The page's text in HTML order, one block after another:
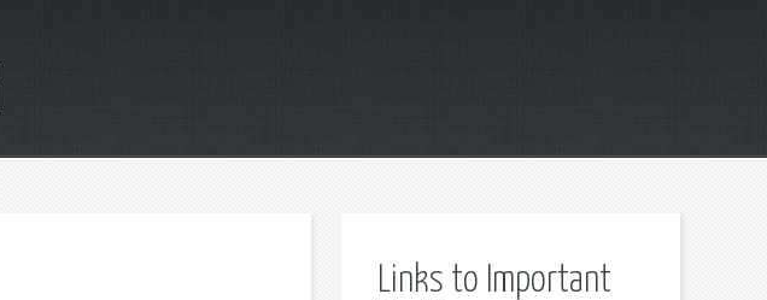
Links to Important